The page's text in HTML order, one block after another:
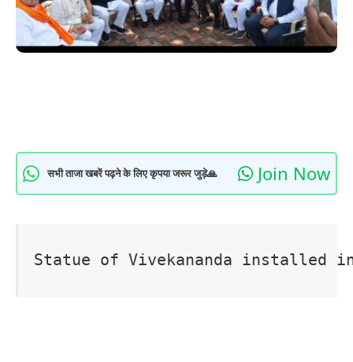
सभी ताजा खबरें पढ़ने के लिए कृपया जरूर जुड़े🙏 Join Now
Statue of Vivekananda installed